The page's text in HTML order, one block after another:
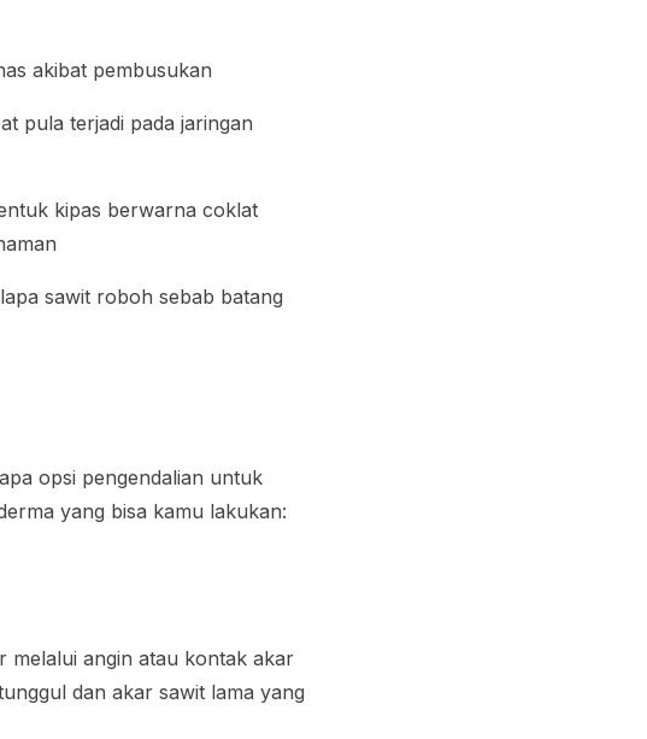
akibat pembusukan
pula terjadi pada jaringan
kipas berwarna coklat
sawit roboh sebab batang
opsi pengendalian untuk
yang bisa kamu lakukan:
melalui angin atau kontak akar
dan akar sawit lama yang